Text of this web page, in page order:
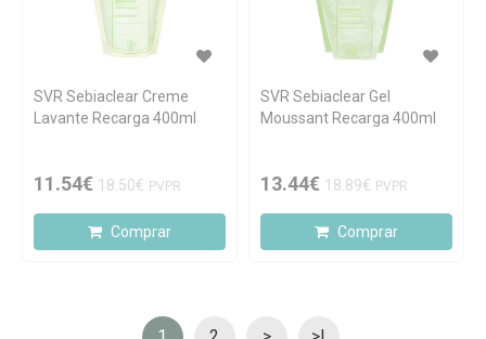
SVR Sebiaclear Creme
Lavante Recarga 400ml
11.54€ 18.50€ PVPR
Comprar
SVR Sebiaclear Gel
Moussant Recarga 400ml
13.44€ 18.89€ PVPR
Comprar